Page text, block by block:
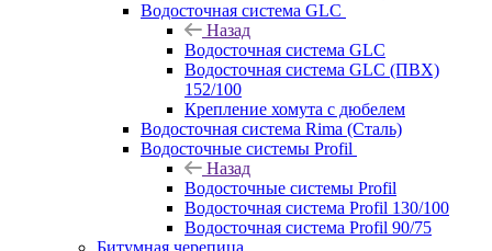
Водосточная система GLC
Назад
Водосточная система GLC
Водосточная система GLC (ПВХ)
152/100
Крепление хомута с дюбелем
Водосточная система Rima (Сталь)
Водосточные системы Profil
Назад
Водосточные системы Profil
Водосточная система Profil 130/100
Водосточная система Profil 90/75
Битумная черепица